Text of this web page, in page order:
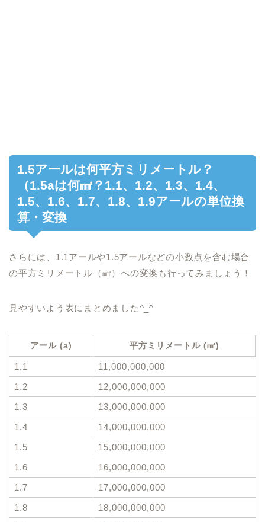
1.5アールは何平方ミリメートル？
（1.5aは何㎟？1.1、1.2、1.3、1.4、
1.5、1.6、1.7、1.8、1.9アールの単位換
算・変換
さらには、1.1アールや1.5アールなどの小数点を含む場合
の平方ミリメートル（㎟）への変換も行ってみましょう！
見やすいよう表にまとめました^_^
アール (a) 平方ミリメートル (㎟)
1.1
11,000,000,000
1.2
12,000,000,000
1.3
13,000,000,000
1.4
14,000,000,000
1.5
15,000,000,000
1.6
16,000,000,000
1.7
17,000,000,000
1.8
18,000,000,000